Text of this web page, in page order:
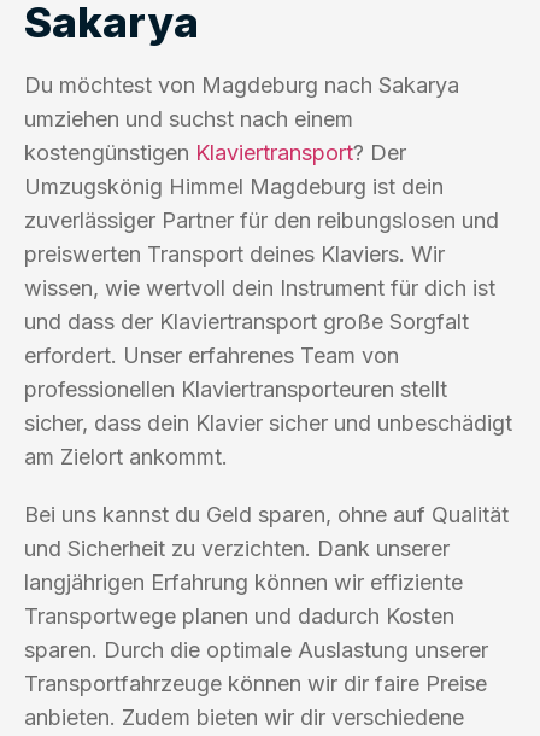
Sakarya
Du möchtest von Magdeburg nach Sakarya
umziehen und suchst nach einem
kostengünstigen Klaviertransport? Der
Umzugskönig Himmel Magdeburg ist dein
zuverlässiger Partner für den reibungslosen und
preiswerten Transport deines Klaviers. Wir
wissen, wie wertvoll dein Instrument für dich ist
und dass der Klaviertransport große Sorgfalt
erfordert. Unser erfahrenes Team von
professionellen Klaviertransporteuren stellt
sicher, dass dein Klavier sicher und unbeschädigt
am Zielort ankommt.
Bei uns kannst du Geld sparen, ohne auf Qualität
und Sicherheit zu verzichten. Dank unserer
langjährigen Erfahrung können wir effiziente
Transportwege planen und dadurch Kosten
sparen. Durch die optimale Auslastung unserer
Transportfahrzeuge können wir dir faire Preise
anbieten. Zudem bieten wir dir verschiedene